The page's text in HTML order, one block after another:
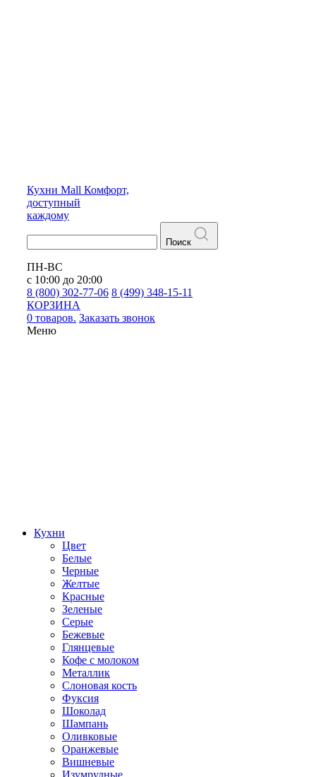
Кухни Mall Комфорт,
доступный
каждому
Поиск
ПН-ВС
с 10:00 до 20:00
8 (800) 302-77-06 8 (499) 348-15-11
КОРЗИНА
0 товаров. Заказать звонок
Меню
Кухни
Цвет
Белые
Черные
Желтые
Красные
Зеленые
Серые
Бежевые
Глянцевые
Кофе с молоком
Металлик
Слоновая кость
Фуксия
Шоколад
Шампань
Оливковые
Оранжевые
Вишневые
Изумрудные